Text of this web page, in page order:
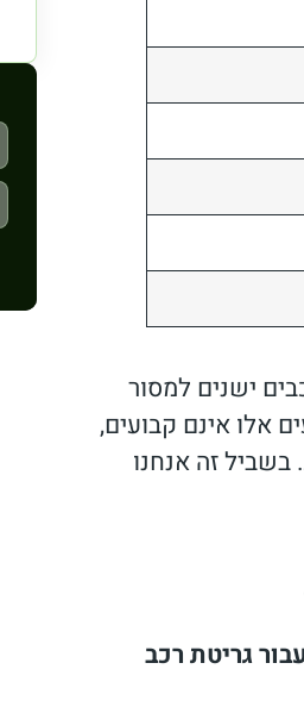
ישנים למסור
אלו אינם קבועים,
זה אנחנו
גריטת רכב